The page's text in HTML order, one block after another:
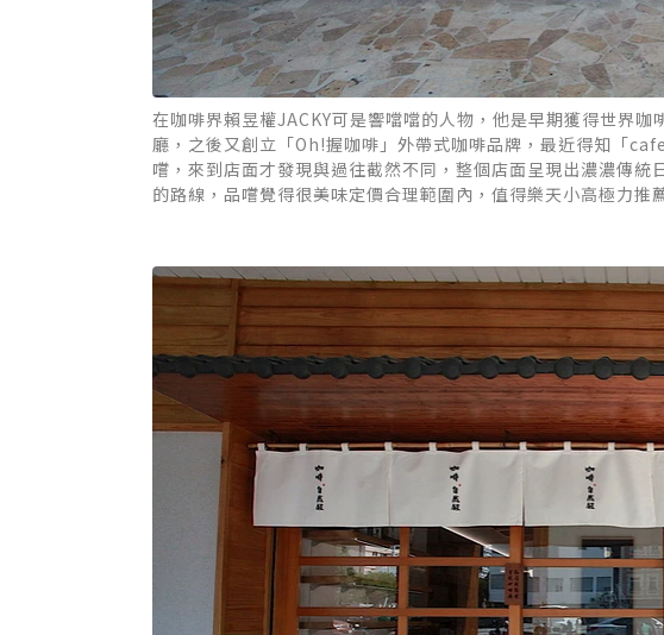
在咖啡界賴昱權JACKY可是響噹噹的人物，他是早期獲得世界
廳，之後又創立「Oh!握咖啡」外帶式咖啡品牌，最近得知「
嚐，來到店面才發現與過往截然不同，整個店面呈現出濃濃傳
的路線，品嚐覺得很美味定價合理範圍內，值得樂天小高極力推